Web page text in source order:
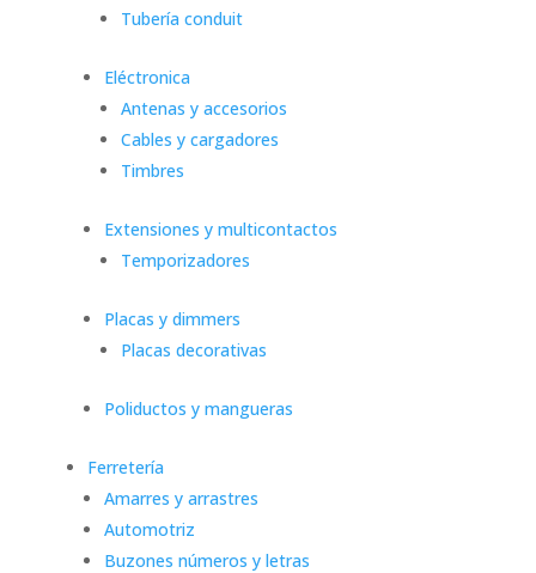
Tubería conduit
Eléctronica
Antenas y accesorios
Cables y cargadores
Timbres
Extensiones y multicontactos
Temporizadores
Placas y dimmers
Placas decorativas
Poliductos y mangueras
Ferretería
Amarres y arrastres
Automotriz
Buzones números y letras